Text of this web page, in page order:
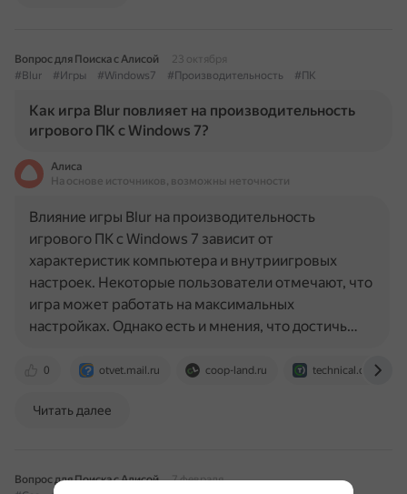
Вопрос для Поиска с Алисой
23 октября
#Blur
#Игры #Windows7 #Производительность #ПК
Как игра Blur повлияет на производительность
игрового ПК с Windows 7?
Алиса
На основе источников, возможны неточности
0 otvet.mail.ru coop-land.ru technical.city
Влияние игры Blur на производительность
игрового ПК с Windows 7 зависит от
характеристик компьютера и внутриигровых
настроек. Некоторые пользователи отмечают, что
игра может работать на максимальных
настройках. Однако есть и мнения, что достичь…
Читать далее
Вопрос для Поиска с Алисой
7 февраля